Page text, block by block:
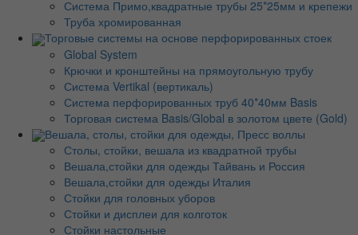
Система Примо,квадратные трубы 25*25мм и крепежи
Труба хромированная
Торговые системы на основе перфорированных стоек
Global System
Крючки и кронштейны на прямоугольную трубу
Система Vertikal (вертикаль)
Система перфорированных труб 40*40мм Basis
Торговая система Basis/Global в золотом цвете (Gold)
Вешала, столы, стойки для одежды, Пресс воллы
Столы, стойки, вешала из квадратной трубы
Вешала,стойки для одежды Тайвань и Россия
Вешала,стойки для одежды Италия
Стойки для головных уборов
Стойки и дисплеи для колготок
Стойки настольные